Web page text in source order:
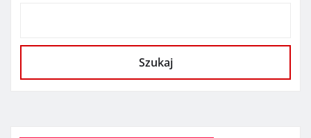
Szukaj